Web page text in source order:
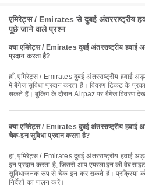
एमिरेट्स / Emirates से दुबई अंतरराष्ट्रीय
पूछे जाने वाले प्रश्न
क्या एमिरेट्स / Emirates दुबई अंतरराष्ट्रीय हवाई
प्रदान करता है?
हाँ, एमिरेट्स / Emirates दुबई अंतरराष्ट्रीय हवाई अड्डा के लिए डोमेस्टिक & अंतर्राष्ट्रीय उड़ानों
में बैगेज सुविधा प्रदान करता है। विवरण टिकट के
सकते हैं। बुकिंग के दौरान Airpaz पर बैगेज विवरण
क्या एमिरेट्स / Emirates दुबई अंतरराष्ट्रीय हवाई
चेक-इन सुविधा प्रदान करता है?
हां, एमिरेट्स / Emirates दुबई अंतरराष्ट्रीय हवाई अड्डा के लिए उड़ानों के लिए ऑनलाइन चेक-
इन प्रदान करता है, जिससे आप एयरलाइन की
सुविधाजनक रूप से चेक-इन कर सकते हैं। प्रक्रिया
निर्देशों का पालन करें।